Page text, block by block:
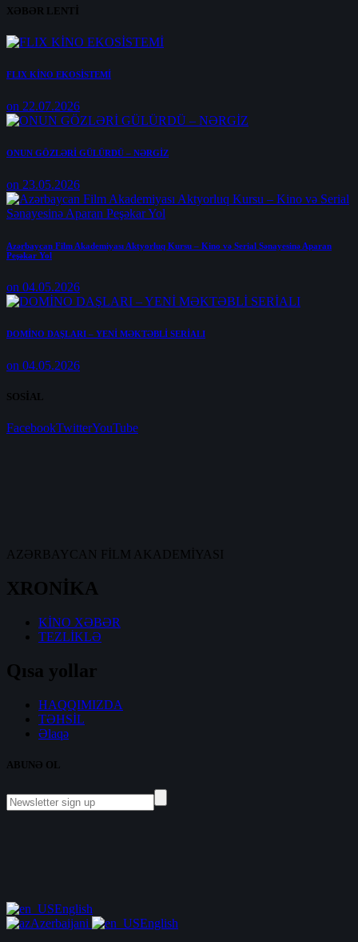
XƏBƏR LENTİ
FLIX KİNO EKOSİSTEMİ
on 22.07.2026
ONUN GÖZLƏRİ GÜLÜRDÜ – NƏRGİZ
on 23.05.2026
Azərbaycan Film Akademiyası Aktyorluq Kursu – Kino və Serial Sənayesinə Aparan
Peşəkar Yol
on 04.05.2026
DOMİNO DAŞLARI – YENİ MƏKTƏBLİ SERİALI
on 04.05.2026
SOSİAL
FacebookTwitterYouTube
AZƏRBAYCAN FİLM AKADEMİYASI
XRONİKA
KİNO XƏBƏR
TEZLİKLƏ
Qısa yollar
HAQQIMIZDA
TƏHSİL
Əlaqə
ABUNƏ OL
English
Azerbaijani
English